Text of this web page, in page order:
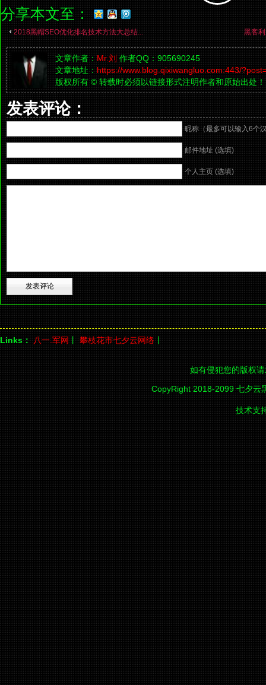
分享本文至：
2018黑帽SEO优化排名技术方法大总结... 黑客
文章作者：Mr.刘 作者QQ：905690245
文章地址：https://www.blog.qixiwangluo.com:443/
版权所有 © 转载时必须以链接形式注明作者和原始出处！
发表评论：
昵称（最多可以输入6个
邮件地址 (选填)
个人主页 (选填)
Links： 八一.军网丨攀枝花市七夕云网络丨
如有侵犯您的版权
CopyRight 2018-2099 七夕云
技术支